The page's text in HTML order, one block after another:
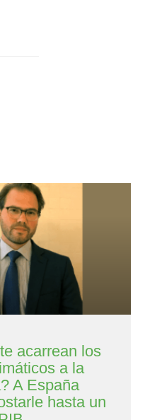
acarrean los
a la
A España
hasta un